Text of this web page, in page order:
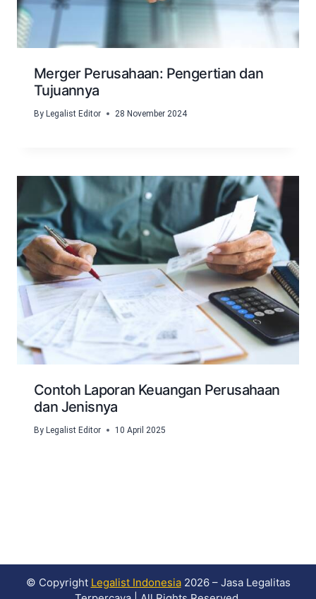
Merger Perusahaan: Pengertian dan
Tujuannya
By Legalist Editor 28 November 2024
Contoh Laporan Keuangan Perusahaan
dan Jenisnya
By Legalist Editor 10 April 2025
© Copyright Legalist Indonesia2026 – Jasa Legalitas